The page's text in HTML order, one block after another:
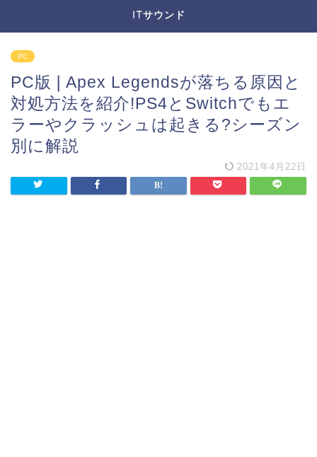
ITサウンド
PC
PC版❘Apex Legendsが落ちる原因と
対処方法を紹介!PS4とSwitchでもエ
ラーやクラッシュは起きる?シーズン
別に解説
2021年4月22日